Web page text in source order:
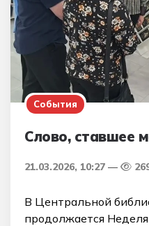
События
Слово, ставшее
21.03.2026, 10:27
В Центральной
продолжается